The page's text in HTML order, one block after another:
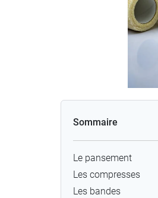
Sommaire
Le pansement
Les compresses
Les bandes